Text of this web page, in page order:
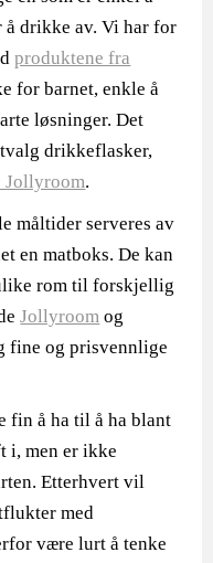
å drikke av. Vi har for
produktene fra
for barnet, enkle å
løsninger. Det
drikkeflasker,
Jollyroom.
måltider serveres av
en matboks. De kan
rom til forskjellig
Jollyroom og
fine og prisvennlige
fin å ha til å ha blant
i, men er ikke
Etterhvert vil
med
være lurt å tenke